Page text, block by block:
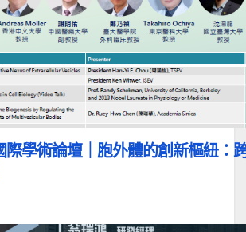
際學術論壇｜胞外體的創新樞紐：